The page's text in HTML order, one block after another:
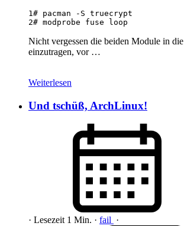
1
2
Nicht vergessen die beiden Module in die
einzutragen, vor …
Weiterlesen
Und tschüß, ArchLinux!
· Lesezeit 1 Min. · fail ·